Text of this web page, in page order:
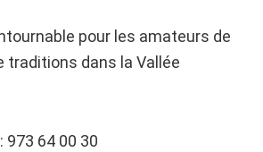
pour les amateurs de
traditions dans la Vallée
: 973 64 00 30